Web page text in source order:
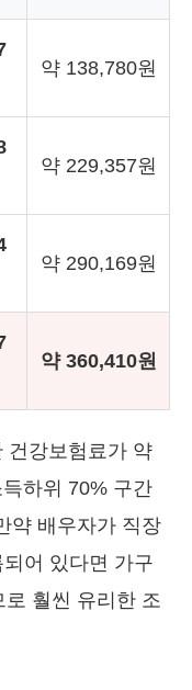
약 138,780원
약 229,357원
약 290,169원
약 360,410원
건강보험료가 약
하위 70% 구간
약 배우자가 직장
되어 있다면 가구
훨씬 유리한 조